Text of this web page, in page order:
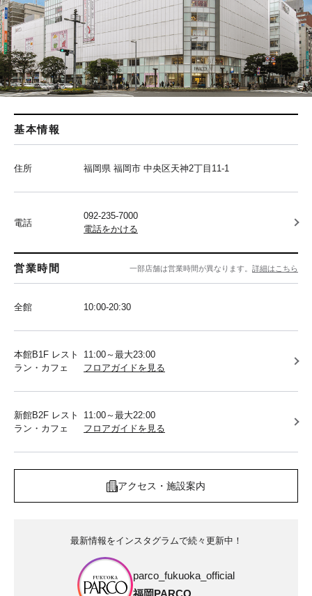
基本情報
住所 福岡県 福岡市 中央区天神2丁目11-1
電話
092-235-7000
電話をかける
営業時間 一部店舗は営業時間が異なります。 詳細はこちら
全館 10:00-20:30
本館B1F レスト
ラン・カフェ
11:00～最大23:00
フロアガイドを見る
新館B2F レスト
ラン・カフェ
11:00～最大22:00
フロアガイドを見る
アクセス・施設案内
最新情報をインスタグラムで続々更新中！
parco_fukuoka_official